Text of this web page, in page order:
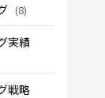
(8)
実績
戦略